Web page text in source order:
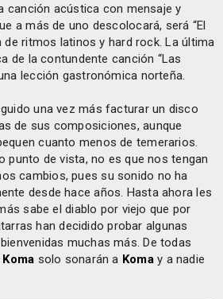
canción acústica con mensaje y
a más de uno descolocará, será “El
de ritmos latinos y hard rock. La última
de la contundente canción “Las
lección gastronómica norteña.
una vez más facturar un disco
de sus composiciones, aunque
cuanto menos de temerarios.
punto de vista, no es que nos tengan
cambios, pues su sonido no ha
desde hace años. Hasta ahora les
sabe el diablo por viejo que por
han decidido probar algunas
muchas más. De todas
Koma solo sonarán a Komay a nadie